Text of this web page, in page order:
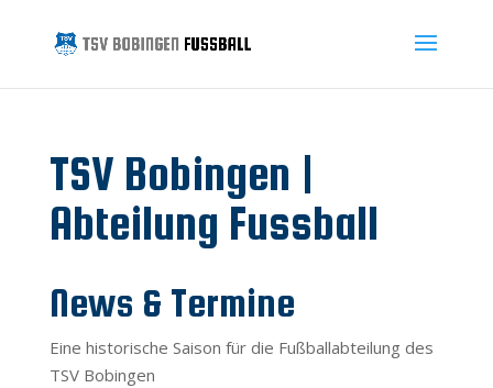
TSV Bobingen |
Abteilung Fussball
News & Termine
Eine historische Saison für die Fußballabteilung des
TSV Bobingen